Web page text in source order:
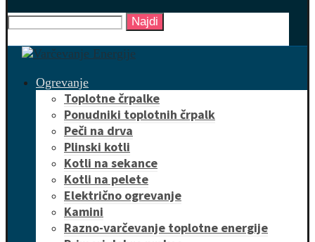
Najdi
Ogrevanje
Toplotne črpalke
Ponudniki toplotnih črpalk
Peči na drva
Plinski kotli
Kotli na sekance
Kotli na pelete
Električno ogrevanje
Kamini
Razno-varčevanje toplotne energije